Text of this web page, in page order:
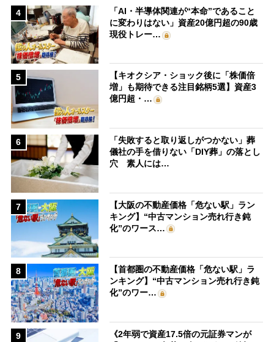
4
「AI・半導体関連が“本命”であること
に変わりはない」資産20億円超の90歳
現役トレー…
5
【キオクシア・ショック後に「株価倍
増」も期待できる注目銘柄5選】資産3
億円超・…
6
「失敗すると取り返しがつかない」葬
儀社の手を借りない「DIY葬」の落とし
穴 素人には…
7
【大阪の不動産価格「危ない駅」ラン
キング】“中古マンション売れ行き鈍
化”のワース…
8
【首都圏の不動産価格「危ない駅」ラ
ンキング】“中古マンション売れ行き鈍
化”のワー…
9
《2年弱で資産17.5倍の元証券マンが